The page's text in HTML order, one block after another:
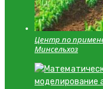
Центр по
Минсельхоз